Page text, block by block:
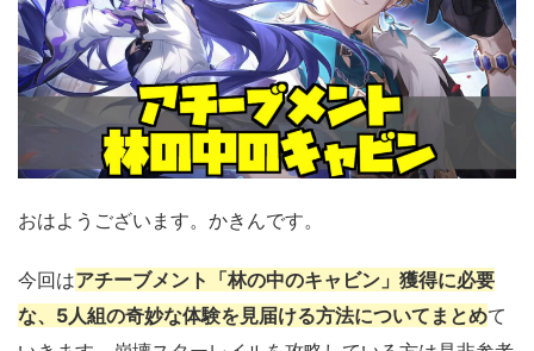
おはようございます。かきんです。
今回はアチーブメント「林の中のキャビン」獲得に必要
な、5人組の奇妙な体験を見届ける方法についてまとめて